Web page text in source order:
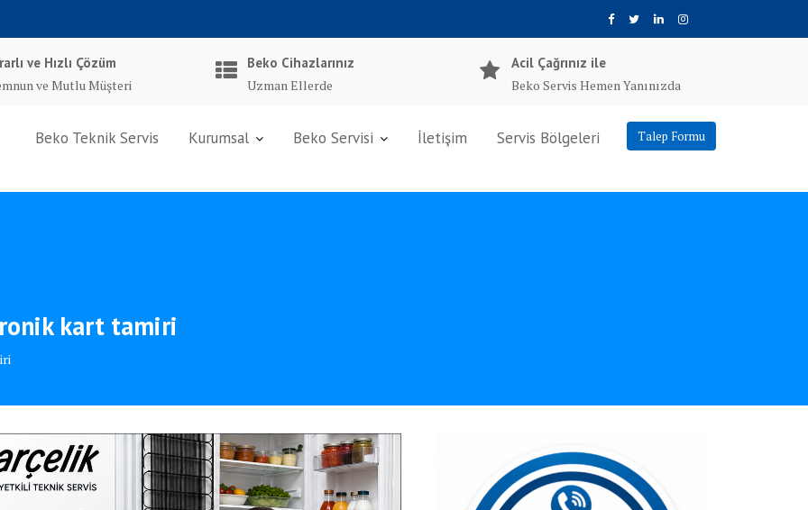
ve Hızlı Çözüm
ve Mutlu Müşteri
Beko Cihazlarınız
Uzman Ellerde
Acil Çağrınız ile
Beko Servis Hemen Yanınızda
Talep Formu
Beko Teknik Servis Kurumsal Beko Servisi İletişim Servis Bölgeleri
kart tamiri